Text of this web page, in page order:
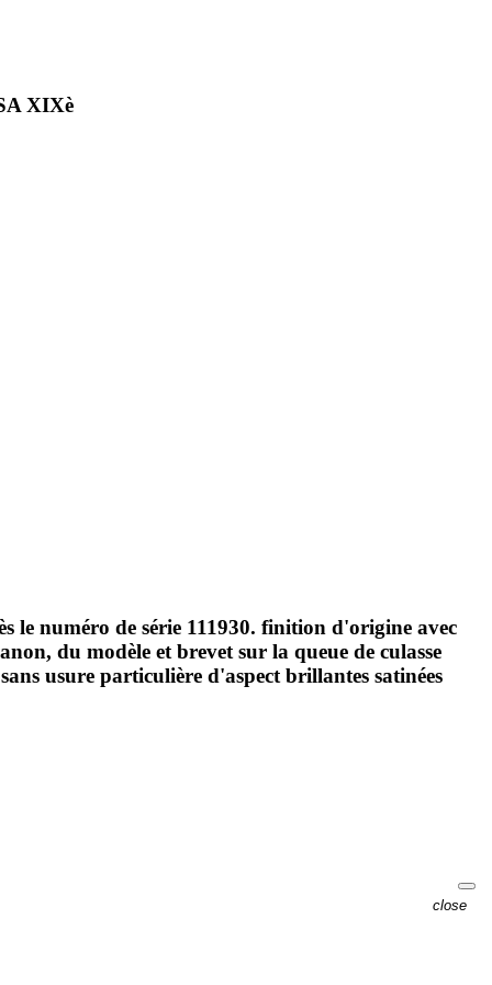
XIXè
le numéro de série 111930. finition d'origine avec
du modèle et brevet sur la queue de culasse
usure particulière d'aspect brillantes satinées
close